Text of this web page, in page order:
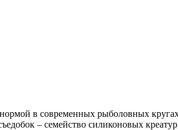
в современных рыболовных
– семейство силиконовых